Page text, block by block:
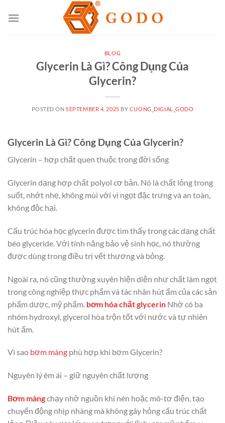
BLOG
Glycerin Là Gì? Công Dụng Của
Glycerin?
POSTED ONSEPTEMBER 4, 2025 BY CUONG_DIGIAL_GODO
Glycerin Là Gì? Công Dụng Của Glycerin?
Glycerin – hợp chất quen thuộc trong đời sống
Glycerin dạng hợp chất polyol cơ bản. Nó là chất lỏng trong
suốt, nhớt nhẹ, không mùi với vị ngọt đặc trưng và an toàn,
không độc hại.
Cấu trúc hóa học glycerin được tìm thấy trong các dạng chất
béo glyceride. Với tính năng bảo vệ sinh học, nó thường
được dùng trong điều trị vết thương và bỏng.
Ngoài ra, nó cũng thường xuyên hiện diện như chất làm ngọt
trong công nghiệp thực phẩm và tác nhân hút ẩm của các sản
phẩm dược, mỹ phẩm. bơm hóa chất glycerin Nhờ có ba
nhóm hydroxyl, glycerol hòa trộn tốt với nước và tự nhiên
hút ẩm.
Vì sao bơm màng phù hợp khi bơm Glycerin?
Nguyên lý êm ái – giữ nguyên chất lượng
Bơm màngchạy nhờ nguồn khí nén hoặc mô-tơ điện, tạo
chuyển động nhịp nhàng mà không gây hỏng cấu trúc chất